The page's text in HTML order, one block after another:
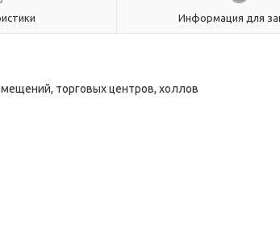
Информация для
торговых центров, холлов